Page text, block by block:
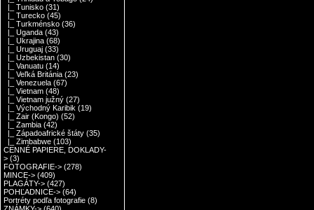
|_ Tunisko (31)
|_ Turecko (45)
|_ Turkménsko (36)
|_ Uganda (43)
|_ Ukrajina (68)
|_ Uruguaj (33)
|_ Uzbekistan (30)
|_ Vanuatu (14)
|_ Veľká Británia (23)
|_ Venezuela (67)
|_ Vietnam (48)
|_ Vietnam južný (27)
|_ Východný Karibik (19)
|_ Zair (Kongo) (52)
|_ Zambia (42)
|_ Západoafrické štáty (35)
|_ Zimbabwe (103)
CENNÉ PAPIERE, DOKLADY-
> (3)
FOTOGRAFIE-> (278)
MINCE-> (409)
PLAGÁTY-> (427)
POHĽADNICE-> (64)
Portréty podľa fotografie (8)